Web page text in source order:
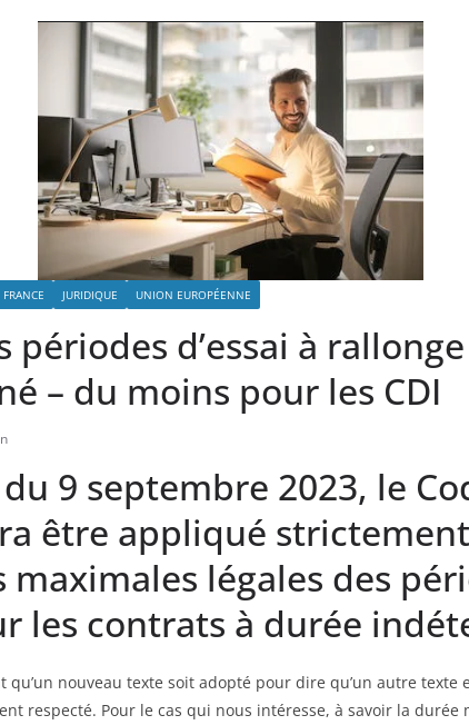
FRANCE JURIDIQUE UNION EUROPÉENNE
périodes d’essai à
– du moins pour les CDI
9 septembre 2023, le
être appliqué
maximales légales des
les contrats à durée
qu’un nouveau texte soit adopté pour dire qu’un autre texte
respecté. Pour le cas qui nous intéresse, à savoir la durée